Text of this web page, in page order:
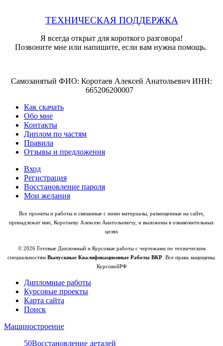
ТЕХНИЧЕСКАЯ ПОДДЕРЖКА
Я всегда открыт для короткого разговора!
Позвоните мне или напишите, если вам нужна помощь.
Самозанятый ФИО: Коротаев Алексей Анатольевич ИНН:
665206200007
Как скачать
Обо мне
Контакты
Диплом по частям
Правила
Отзывы и предложения
Вход
Регистрация
Восстановление пароля
Мои желания
Все проекты и работы и связанные с ними материалы, размещенные на сайте,
принадлежат мне, Коротаеву Алексею Анатольевичу, и выложены в ознакомительных
целях
© 2026 Готовые Дипломный и Курсовые работы с чертежами по техническим
специальностям Выпускные Квалификационные Работы ВКР. Все права защищены.
КурсовойРФ
Дипломные работы
Курсовые проекты
Карта сайта
Поиск
Машиностроение
50Восстановление деталей